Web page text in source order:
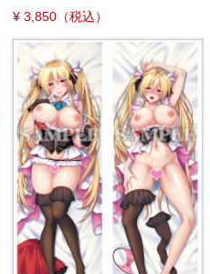
¥ 3,850（税込）